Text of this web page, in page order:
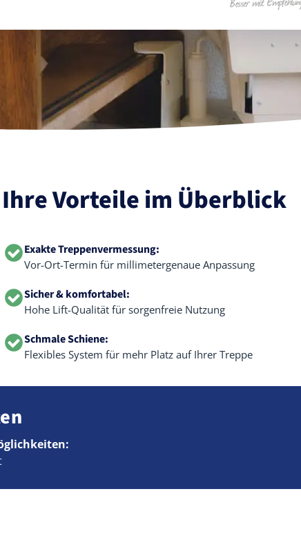
Ihre Vorteile im Überblick
Exakte Treppenvermessung:
Vor-Ort-Termin für millimetergenaue Anpassung
Sicher & komfortabel:
Hohe Lift-Qualität für sorgenfreie Nutzung
Schmale Schiene:
Flexibles System für mehr Platz auf Ihrer Treppe